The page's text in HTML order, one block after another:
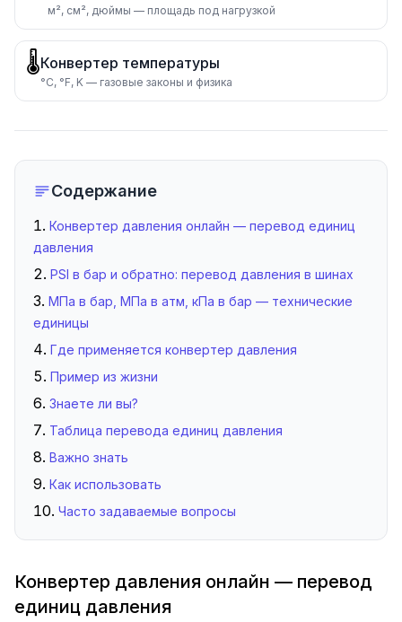
м², см², дюймы — площадь под нагрузкой
🌡️Конвертер температуры
°C, °F, K — газовые законы и физика
Содержание
Конвертер давления онлайн — перевод единиц
давления
PSI в бар и обратно: перевод давления в шинах
МПа в бар, МПа в атм, кПа в бар — технические
единицы
Где применяется конвертер давления
Пример из жизни
Знаете ли вы?
Таблица перевода единиц давления
Важно знать
Как использовать
Часто задаваемые вопросы
Конвертер давления онлайн — перевод
единиц давления